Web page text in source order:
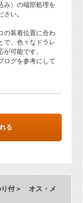
み）の端部処理を
い。
の装着位置に合わ
で、色々なドラレ
が可能です。
ログを参考にして
る
り付＞ オス・メ